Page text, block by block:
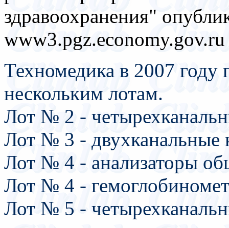
здравоохранения"
www3.pgz.economy.gov.ru
Техномедика в 2007
нескольким лотам.
Лот № 2 -
Лот № 3 - двухканальные
Лот № 4 - анализаторы
Лот № 4 -
Лот № 5 -